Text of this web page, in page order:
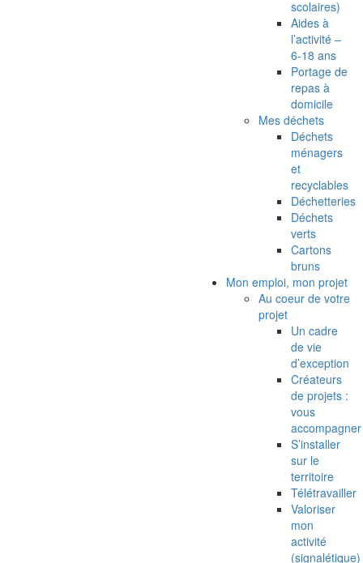
scolaires)
Aides à
l’activité –
6-18 ans
Portage de
repas à
domicile
Mes déchets
Déchets
ménagers
et
recyclables
Déchetteries
Déchets
verts
Cartons
bruns
Mon emploi, mon projet
Au coeur de votre
projet
Un cadre
de vie
d’exception
Créateurs
de projets :
vous
accompagner
S’installer
sur le
territoire
Télétravailler
Valoriser
mon
activité
(signalétique)